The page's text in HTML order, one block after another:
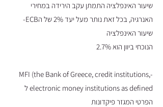
שיעור האינפלציה התמתן עקב הירידה במחירי
האנרגיה, בכל זאת נותר מעל יעד 2% של הECB-
שיעור האינפלציה
הנוכחי ביוון הוא 2.7%
-MFI (the Bank of Greece, credit institutions,
electronic money institutions as defined ל
הפרטי המגזר פיקדונות